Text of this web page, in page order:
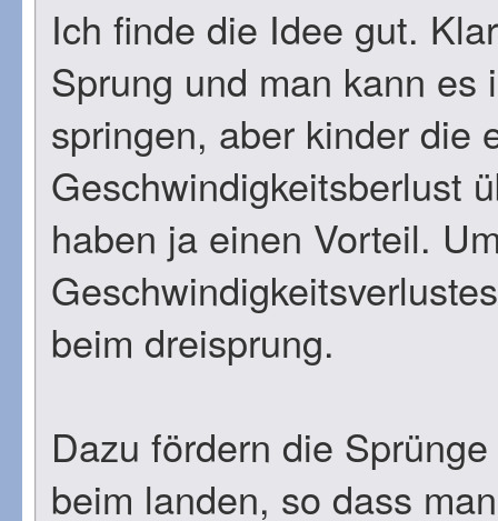
Ich finde die Idee gut.
Sprung und man kann
springen, aber kinder die
Geschwindigkeitsberlust
haben ja einen Vorteil.
beim dreisprung.
Dazu fördern die
beim landen, so dass